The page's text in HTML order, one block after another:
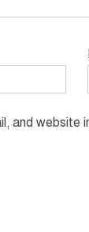
and website